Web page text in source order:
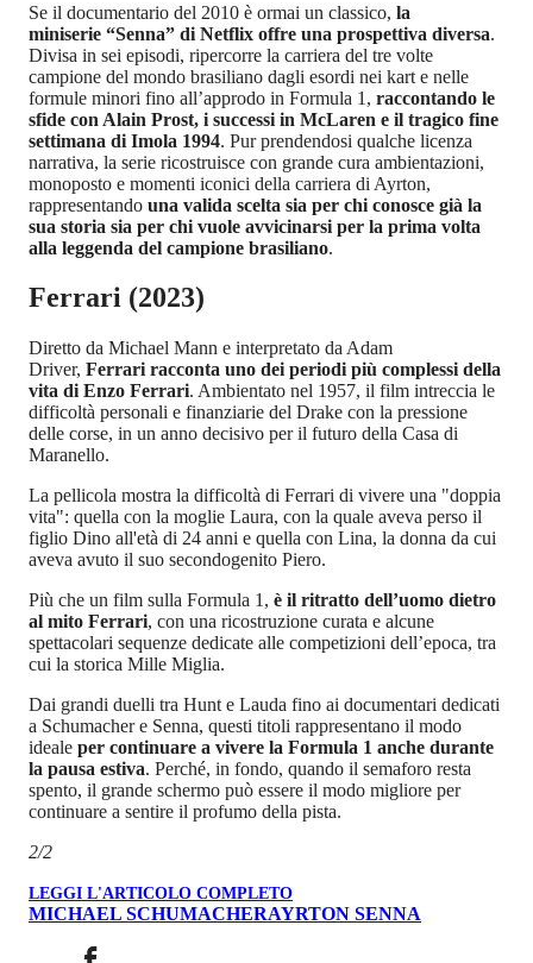
Se il documentario del 2010 è ormai un classico, la
miniserie “Senna” di Netflix offre una prospettiva diversa.
Divisa in sei episodi, ripercorre la carriera del tre volte
campione del mondo brasiliano dagli esordi nei kart e nelle
formule minori fino all’approdo in Formula 1, raccontando le
sfide con Alain Prost, i successi in McLaren e il tragico fine
settimana di Imola 1994. Pur prendendosi qualche licenza
narrativa, la serie ricostruisce con grande cura ambientazioni,
monoposto e momenti iconici della carriera di Ayrton,
rappresentando una valida scelta sia per chi conosce già la
sua storia sia per chi vuole avvicinarsi per la prima volta
alla leggenda del campione brasiliano.
Ferrari (2023)
Diretto da Michael Mann e interpretato da Adam
Driver, Ferrari racconta uno dei periodi più complessi della
vita di Enzo Ferrari. Ambientato nel 1957, il film intreccia le
difficoltà personali e finanziarie del Drake con la pressione
delle corse, in un anno decisivo per il futuro della Casa di
Maranello.
La pellicola mostra la difficoltà di Ferrari di vivere una "doppia
vita": quella con la moglie Laura, con la quale aveva perso il
figlio Dino all'età di 24 anni e quella con Lina, la donna da cui
aveva avuto il suo secondogenito Piero.
Più che un film sulla Formula 1, è il ritratto dell’uomo dietro
al mito Ferrari, con una ricostruzione curata e alcune
spettacolari sequenze dedicate alle competizioni dell’epoca, tra
cui la storica Mille Miglia.
Dai grandi duelli tra Hunt e Lauda fino ai documentari dedicati
a Schumacher e Senna, questi titoli rappresentano il modo
ideale per continuare a vivere la Formula 1 anche durante
la pausa estiva. Perché, in fondo, quando il semaforo resta
spento, il grande schermo può essere il modo migliore per
continuare a sentire il profumo della pista.
2/2
LEGGI L'ARTICOLO COMPLETO
MICHAEL SCHUMACHERAYRTON SENNA